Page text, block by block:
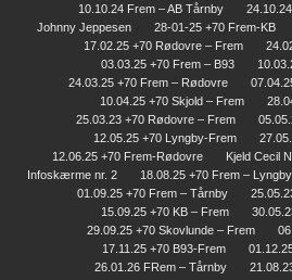
10.10.24 Frem – AB Tårnby
Johnny Jeppesen
28-01-25 +70 Frem-KB
17.02.25 +70 Rødovre – Frem
03.03.25 +70 Frem – B93
24.03.25 +70 Frem – Rødovre
10.04.25 +70 Skjold – Frem
25.03.23 +70 Rødovre – Frem
12.05.25 +70 Lyngby-Frem
12.06.25 +70 Frem-Rødovre
Kjeld Cecil
Infoskærme nr. 2
18.08.25 +70 Frem – Lyngby
01.09.25 +70 Frem – Tårnby
15.09.25 +70 KB – Frem
29.09.25 +70 Skovlunde – Frem
17.11.25 +70 B93-Frem
26.01.26 FRem – Tårnby